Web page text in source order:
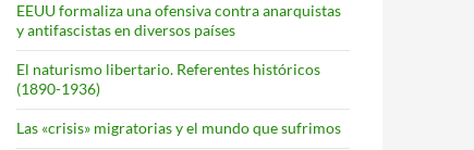
EEUU formaliza una ofensiva contra anarquistas
y antifascistas en diversos países
El naturismo libertario. Referentes históricos
(1890-1936)
Las «crisis» migratorias y el mundo que sufrimos